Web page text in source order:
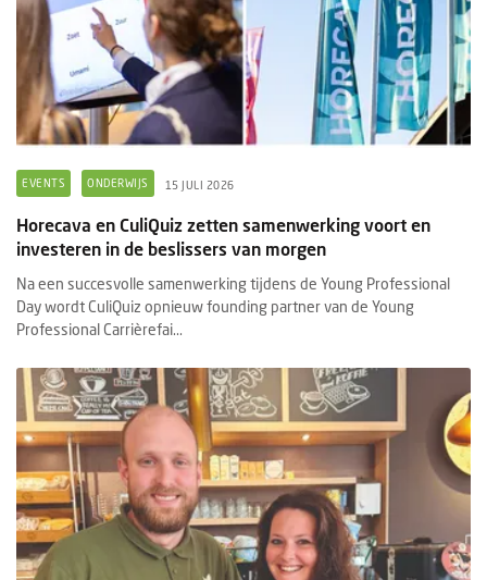
EVENTS ONDERWIJS 15 JULI 2026
Horecava en CuliQuiz zetten samenwerking voort en
investeren in de beslissers van morgen
Na een succesvolle samenwerking tijdens de Young Professional
Day wordt CuliQuiz opnieuw founding partner van de Young
Professional Carrièrefai...